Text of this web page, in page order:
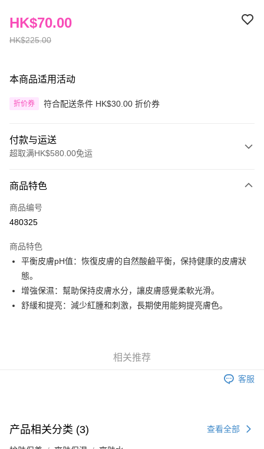
HK$225.00
HK$70.00
本商品适用活动
折价券 符合配送条件 HK$30.00 折价券
付款与运送
超取满HK$580.00免运
信用卡
Apple Pay
AlipayHK
PayMe
WeChat Pay
銀行匯款 請將存款存到以下銀行帳戶，並於存款單據寫上訂單編號後電郵至
eshop@colourmix-cosmetics.com** **我們不會處理沒有提供存款單據的訂
單。 如果訂購後七個工作天內我們未能收到有關存款，有關訂單將被取消。
付款後順豐站及營業點取貨
商品特色
商品编号
480325
商品特色
平衡皮膚pH值：恢復皮膚的自然酸鹼平衡，保持健康的皮膚狀
態。
增強保濕：幫助保持皮膚水分，讓皮膚感覺柔軟光滑。
舒緩和提亮：減少紅腫和刺激，長期使用能夠提亮膚色。
相关推荐
客服
产品相关分类 (3) 查看全部